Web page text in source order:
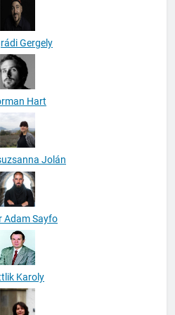
Gergely
Hart
Jolán
Adam Sayfo
Karoly